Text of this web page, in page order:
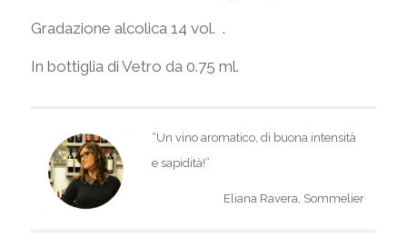
Gradazione alcolica 14 vol. .
In bottiglia di Vetro da 0.75 ml.
“Un vino aromatico, di buona intensità
e sapidità!”
Eliana Ravera, Sommelier